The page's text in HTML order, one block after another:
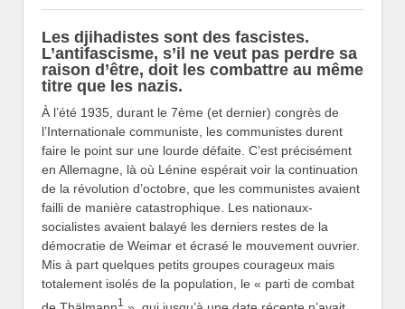
Les djihadistes sont des fascistes.
L’antifascisme, s’il ne veut pas perdre sa
raison d’être, doit les combattre au même
titre que les nazis.
À l’été 1935, durant le 7ème (et dernier) congrès de
l’Internationale communiste, les communistes durent
faire le point sur une lourde défaite. C’est précisément
en Allemagne, là où Lénine espérait voir la continuation
de la révolution d’octobre, que les communistes avaient
failli de manière catastrophique. Les nationaux-
socialistes avaient balayé les derniers restes de la
démocratie de Weimar et écrasé le mouvement ouvrier.
Mis à part quelques petits groupes courageux mais
totalement isolés de la population, le « parti de combat
1